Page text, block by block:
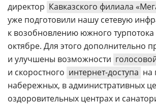
директор Кавказского филиала
уже подготовили нашу сетевую
к возобновлению южного турпотока
октябре. Для этого дополнительно
и улучшены возможности
и скоростного интернет-доступа на
набережных, в административных
оздоровительных центрах и